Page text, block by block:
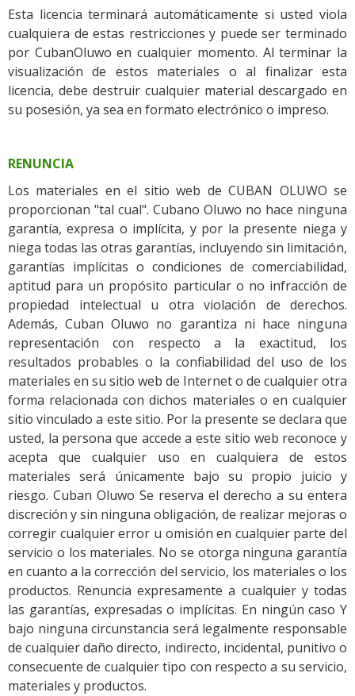
Esta licencia terminará automáticamente si usted viola
cualquiera de estas restricciones y puede ser terminado
por CubanOluwo en cualquier momento. Al terminar la
visualización de estos materiales o al finalizar esta
licencia, debe destruir cualquier material descargado en
su posesión, ya sea en formato electrónico o impreso.
RENUNCIA
Los materiales en el sitio web de CUBAN OLUWO se
proporcionan "tal cual". Cubano Oluwo no hace ninguna
garantía, expresa o implícita, y por la presente niega y
niega todas las otras garantías, incluyendo sin limitación,
garantías implícitas o condiciones de comerciabilidad,
aptitud para un propósito particular o no infracción de
propiedad intelectual u otra violación de derechos.
Además, Cuban Oluwo no garantiza ni hace ninguna
representación con respecto a la exactitud, los
resultados probables o la confiabilidad del uso de los
materiales en su sitio web de Internet o de cualquier otra
forma relacionada con dichos materiales o en cualquier
sitio vinculado a este sitio. Por la presente se declara que
usted, la persona que accede a este sitio web reconoce y
acepta que cualquier uso en cualquiera de estos
materiales será únicamente bajo su propio juicio y
riesgo. Cuban Oluwo Se reserva el derecho a su entera
discreción y sin ninguna obligación, de realizar mejoras o
corregir cualquier error u omisión en cualquier parte del
servicio o los materiales. No se otorga ninguna garantía
en cuanto a la corrección del servicio, los materiales o los
productos. Renuncia expresamente a cualquier y todas
las garantías, expresadas o implícitas. En ningún caso Y
bajo ninguna circunstancia será legalmente responsable
de cualquier daño directo, indirecto, incidental, punitivo o
consecuente de cualquier tipo con respecto a su servicio,
materiales y productos.